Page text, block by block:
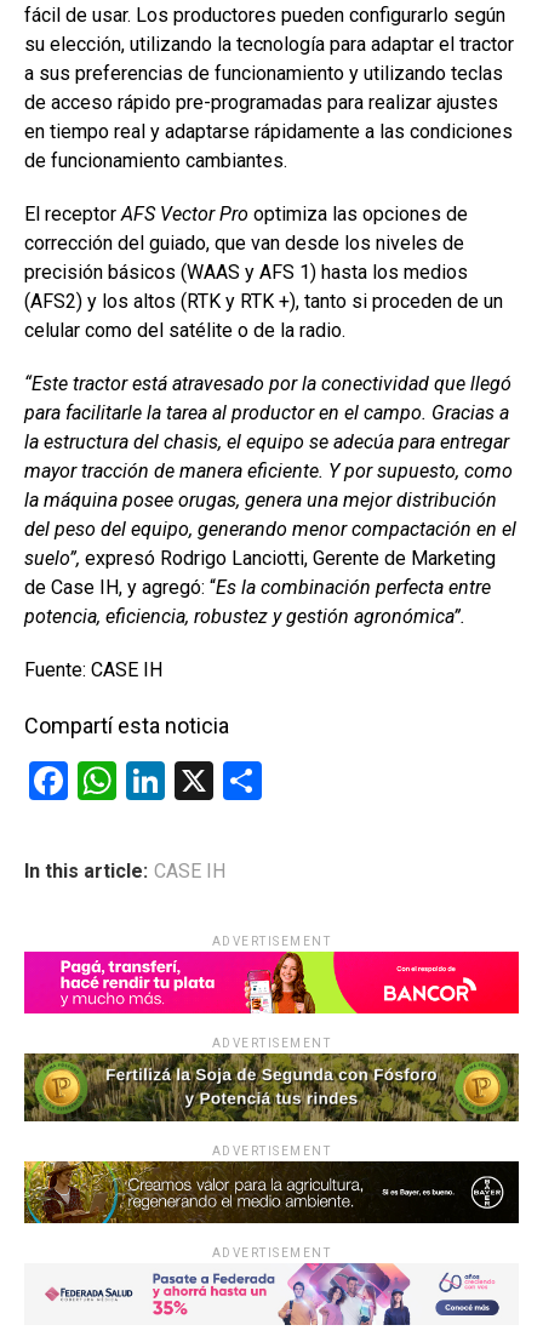
fácil de usar. Los productores pueden configurarlo según
su elección, utilizando la tecnología para adaptar el tractor
a sus preferencias de funcionamiento y utilizando teclas
de acceso rápido pre-programadas para realizar ajustes
en tiempo real y adaptarse rápidamente a las condiciones
de funcionamiento cambiantes.
El receptorAFS Vector Pro optimiza las opciones de
corrección del guiado, que van desde los niveles de
precisión básicos (WAAS y AFS 1) hasta los medios
(AFS2) y los altos (RTK y RTK +), tanto si proceden de un
celular como del satélite o de la radio.
“Este tractor está atravesado por la conectividad que llegó
para facilitarle la tarea al productor en el campo. Gracias a
la estructura del chasis, el equipo se adecúa para entregar
mayor tracción de manera eficiente. Y por supuesto, como
la máquina posee orugas, genera una mejor distribución
del peso del equipo, generando menor compactación en el
suelo”, expresó Rodrigo Lanciotti, Gerente de Marketing
de Case IH, y agregó: “Es la combinación perfecta entre
potencia, eficiencia, robustez y gestión agronómica”.
Fuente: CASE IH
Compartí esta noticia
F
ce
o
k
W
at
p
p
Li
ke
X
ar
tir
In this article: CASE IH
ADVERTISEMENT
ADVERTISEMENT
ADVERTISEMENT
ADVERTISEMENT